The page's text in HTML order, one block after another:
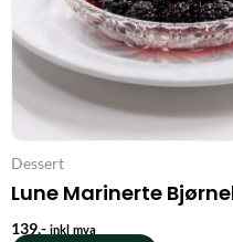
Dessert
Lune Marinerte
139,- inkl mva